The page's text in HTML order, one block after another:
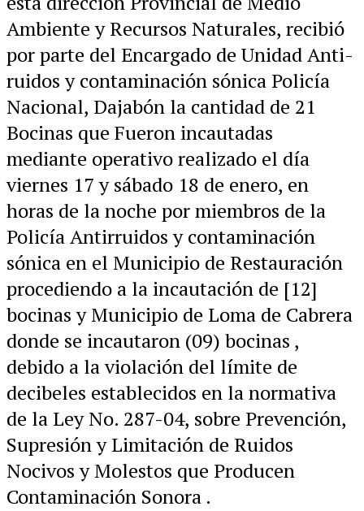
Ambiente y Recursos Naturales, recibió
por parte del Encargado de Unidad Anti-
ruidos y contaminación sónica Policía
Nacional, Dajabón la cantidad de 21
Bocinas que Fueron incautadas
mediante operativo realizado el día
viernes 17 y sábado 18 de enero, en
horas de la noche por miembros de la
Policía Antirruidos y contaminación
sónica en el Municipio de Restauración
procediendo a la incautación de [12]
bocinas y Municipio de Loma de Cabrera
donde se incautaron (09) bocinas ,
debido a la violación del límite de
decibeles establecidos en la normativa
de la Ley No. 287-04, sobre Prevención,
Supresión y Limitación de Ruidos
Nocivos y Molestos que Producen
Contaminación Sonora .